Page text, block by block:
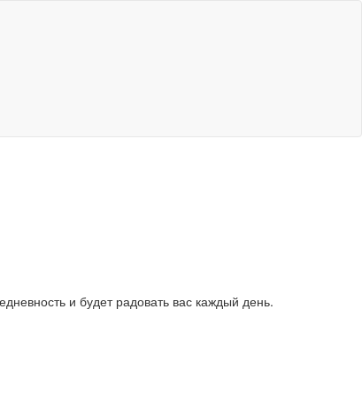
и будет радовать вас каждый день.